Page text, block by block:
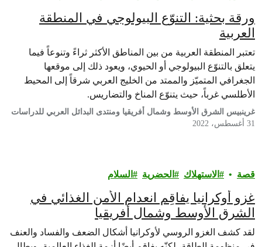
ورقة بحثية: التنوّع البيولوجي في المنطقة
العربية
تعتبر المنطقة العربية من بين المناطق الأكثر ثراءً وتنوعاً فيما
يتعلق بالتنوّع البيولوجي أو الحيوي، ويعود ذلك إلى موقعها
الجغرافي المتميّز والممتد من الخليج العربي شرقاً إلى المحيط
الأطلسي غرباً، حيث يتنوّع المناخ والتضاريس.
غرينبيس الشرق الأوسط وشمال أفريقيا ومنتدى البدائل العربي للدراسات
31 أغسطس، 2022
قصة الاستهلاك الحضرية السلام
غزو أوكرانيا يفاقِم انعدام الأمن الغذائي في
الشرق الأوسط وشمال أفريقيا
لقد كشف الغزو الروسي لأوكرانيا أشكال الضعف والفساد والعنف